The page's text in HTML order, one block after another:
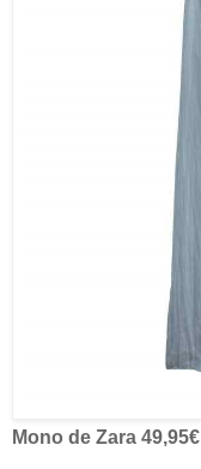
Mono de Zara 49,95€